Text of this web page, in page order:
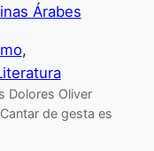
Árabes
Dolores Oliver
de gesta es